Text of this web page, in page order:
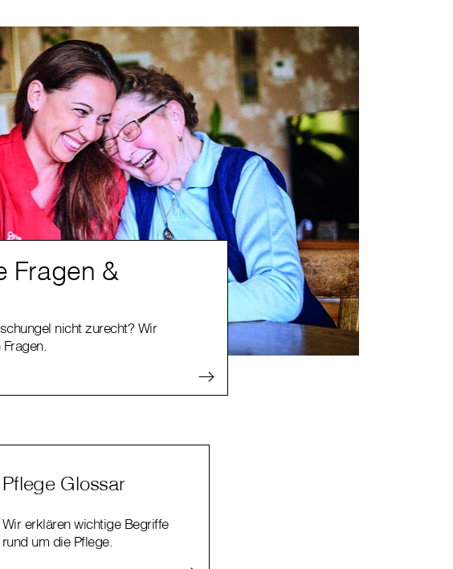
Fragen &
nicht zurecht? Wir
Pflege Glossar
Wir erklären wichtige Begriffe
rund um die Pflege.